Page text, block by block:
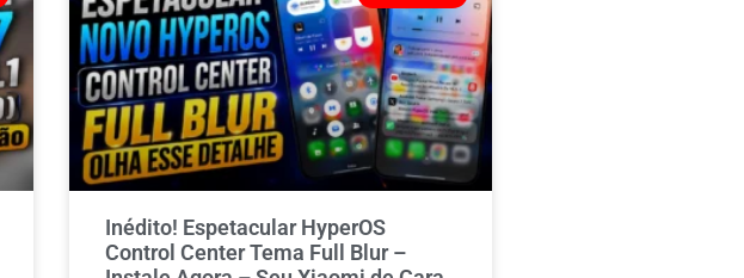
Inédito! Espetacular HyperOS
Control Center Tema Full Blur –